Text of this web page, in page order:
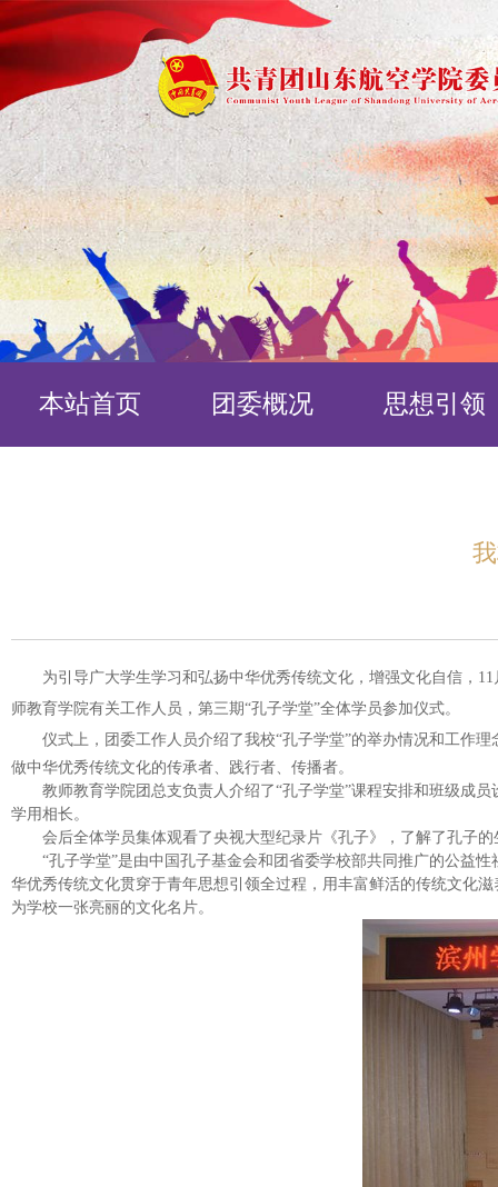
本站首页 团委概况 思想引领
为引导广大学生学习和弘扬中华优秀传统文化 ， 增强文化自信，
师教育学院有关工作人员 ， 第三期“孔子学堂”全体学员参加仪式。
仪式上，团委工作人员介绍了我校“孔子学堂”的举办情况和工作理
做中华优秀传统文化的传承者、践行者、传播者。
教师教育学院团总支负责人介绍了“孔子学堂”课程安排和班级成员
学用相长。
会后全体学员集体观看了央视大型纪录片《孔子》 ， 了解了孔子
“孔子学堂”是由中国孔子基金会和团省委学校部共同推广的公益性
华优秀传统文化贯穿于青年思想引领全过程，用丰富鲜活的传统文化
为学校一张亮丽的文化名片。